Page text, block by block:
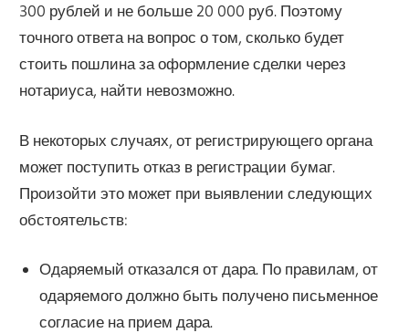
300 рублей и не больше 20 000 руб. Поэтому
точного ответа на вопрос о том, сколько будет
стоить пошлина за оформление сделки через
нотариуса, найти невозможно.
В некоторых случаях, от регистрирующего органа
может поступить отказ в регистрации бумаг.
Произойти это может при выявлении следующих
обстоятельств:
Одаряемый отказался от дара. По правилам, от
одаряемого должно быть получено письменное
согласие на прием дара.